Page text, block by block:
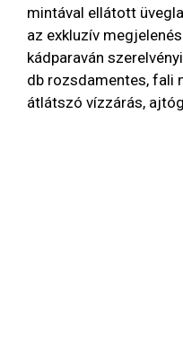
mintával ellátott
az exkluzív
kádparaván
db rozsdamentes, fali
átlátszó vízzárás,